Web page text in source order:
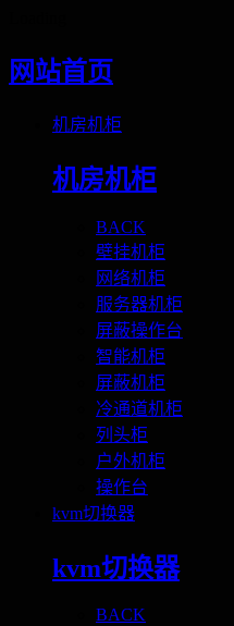
网站首页
机房机柜
机房机柜
BACK
壁挂机柜
网络机柜
服务器机柜
屏蔽操作台
智能机柜
屏蔽机柜
冷通道机柜
列头柜
户外机柜
操作台
kvm切换器
kvm切换器
BACK